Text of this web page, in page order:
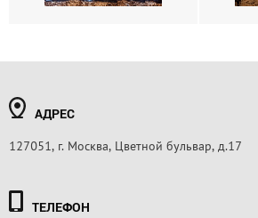
АДРЕС
127051, г. Москва, Цветной бульвар, д.17
ТЕЛЕФОН